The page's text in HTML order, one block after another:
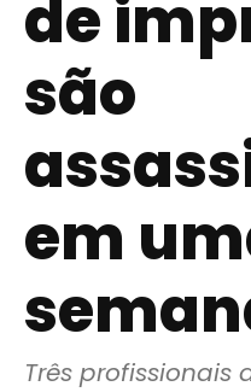
de
são
em
Três profissionais